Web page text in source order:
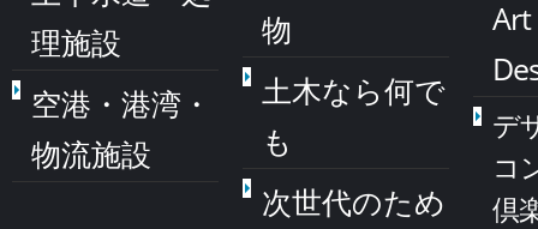
理施設
空港・港湾・
物流施設
物
土木なら何で
も
次世代のため
デ
コ
倶